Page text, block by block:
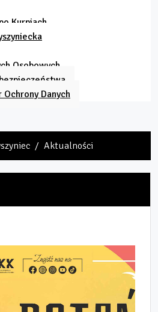
Kurpiach
Osobowych
Ochrony Danych
Aktualności